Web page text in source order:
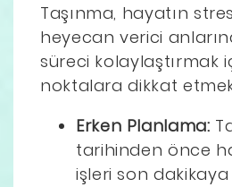
Taşınma, hayatın
heyecan verici
süreci kolaylaştırmak
noktalara dikkat
Erken Planlama:
tarihinden önce
işleri son